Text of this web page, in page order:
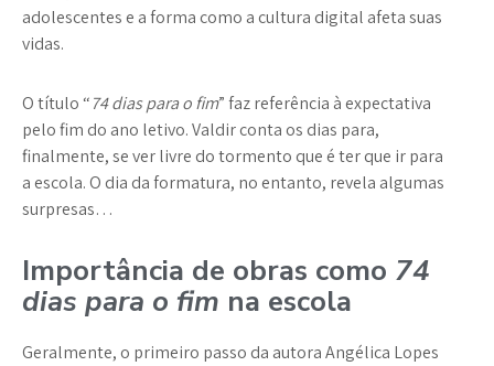
adolescentes e a forma como a cultura digital afeta suas
vidas.
O título “74 dias para o fim” faz referência à expectativa
pelo fim do ano letivo. Valdir conta os dias para,
finalmente, se ver livre do tormento que é ter que ir para
a escola. O dia da formatura, no entanto, revela algumas
surpresas…
Importância de obras como 74
dias para o fim na escola
Geralmente, o primeiro passo da autora Angélica Lopes